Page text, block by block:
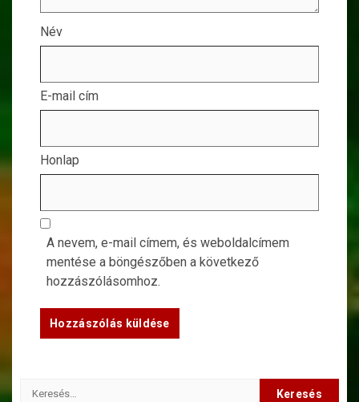
Név
E-mail cím
Honlap
A nevem, e-mail címem, és weboldalcímem
mentése a böngészőben a következő
hozzászólásomhoz.
Keresés: